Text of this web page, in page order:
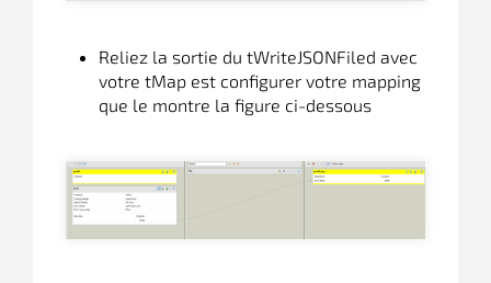
Reliez la sortie du tWriteJSONFiled avec
votre tMap est configurer votre mapping
que le montre la figure ci-dessous